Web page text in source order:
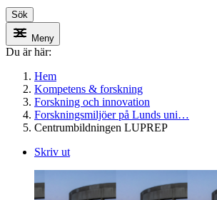
Sök
Meny
Du är här:
Hem
Kompetens & forskning
Forskning och innovation
Forskningsmiljöer på Lunds uni…
Centrumbildningen LUPREP
Skriv ut